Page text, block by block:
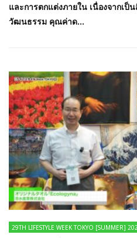
และการตกแต่งภายใน เนื่องจากเ
วัฒนธรรม คุณค่าด...
29TH LIFESTYLE WEEK TOKYO [SUMMER]